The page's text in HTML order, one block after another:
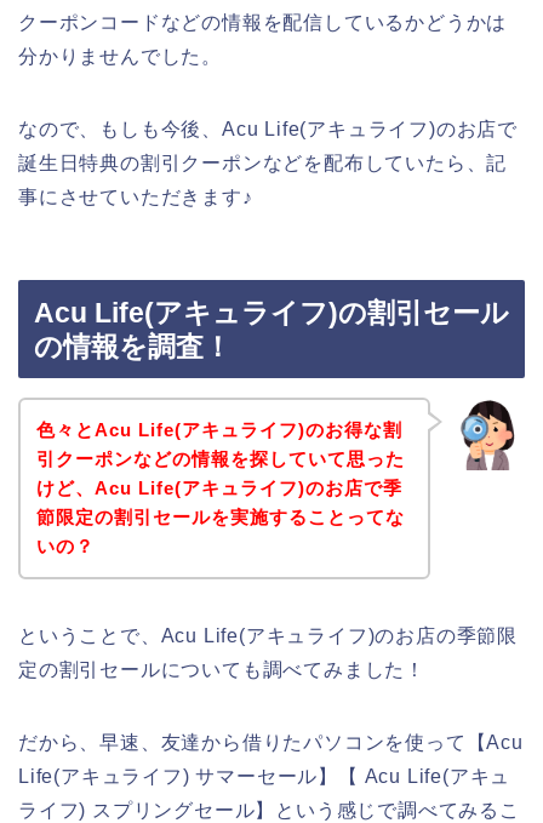
クーポンコードなどの情報を配信しているかどうかは
分かりませんでした。
なので、もしも今後、Acu Life(アキュライフ)のお店で
誕生日特典の割引クーポンなどを配布していたら、記
事にさせていただきます♪
Acu Life(アキュライフ)の割引セール
の情報を調査！
色々とAcu Life(アキュライフ)のお得な割
引クーポンなどの情報を探していて思った
けど、Acu Life(アキュライフ)のお店で季
節限定の割引セールを実施することってな
いの？
ということで、Acu Life(アキュライフ)のお店の季節限
定の割引セールについても調べてみました！
だから、早速、友達から借りたパソコンを使って【Acu
Life(アキュライフ) サマーセール】【 Acu Life(アキュ
ライフ) スプリングセール】という感じで調べてみるこ